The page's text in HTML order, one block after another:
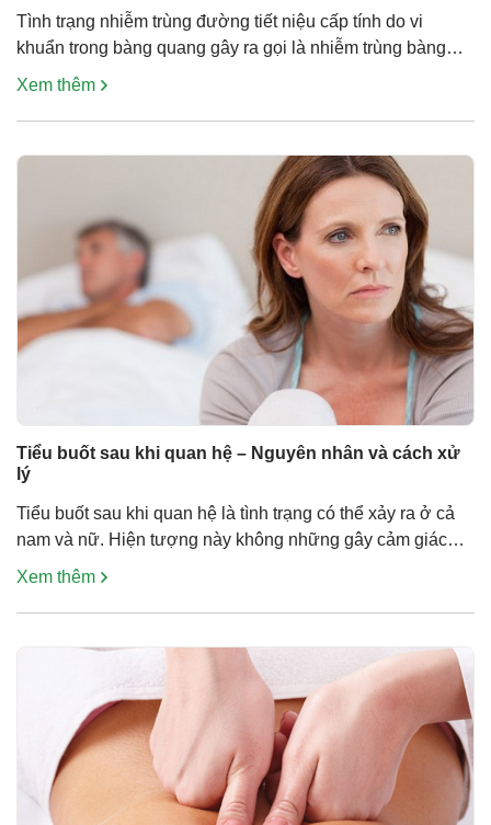
Tình trạng nhiễm trùng đường tiết niệu cấp tính do vi
khuẩn trong bàng quang gây ra gọi là nhiễm trùng bàng
quang hay còn gọi là bệnh viêm bàng quang. Biến chứng
viêm đài bể thận. Viêm bàng quang là gì? Viêm bàng
quang […]
Xem thêm
Tiểu buốt sau khi quan hệ – Nguyên nhân và cách xử
lý
Tiểu buốt sau khi quan hệ là tình trạng có thể xảy ra ở cả
nam và nữ. Hiện tượng này không những gây cảm giác
bức bối, khó chịu, phá hỏng hứng thú tình dục mà còn là
Việc sau khi quan […]
Xem thêm